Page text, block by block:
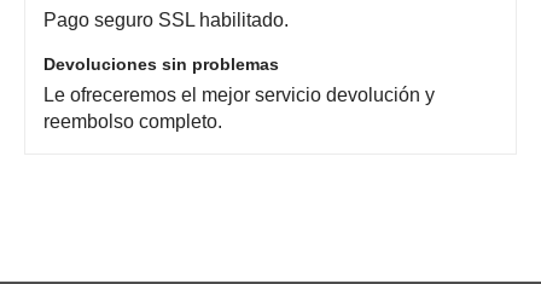
Pago seguro SSL habilitado.
Devoluciones sin problemas
Le ofreceremos el mejor servicio devolución y
reembolso completo.